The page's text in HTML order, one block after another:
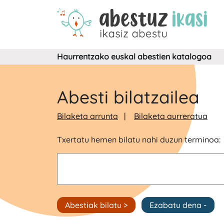
Haurrentzako euskal abestien katalogoa
Abesti bilatzailea
Bilaketa arrunta Bilaketa aurreratua
Txertatu hemen bilatu nahi duzun terminoa: